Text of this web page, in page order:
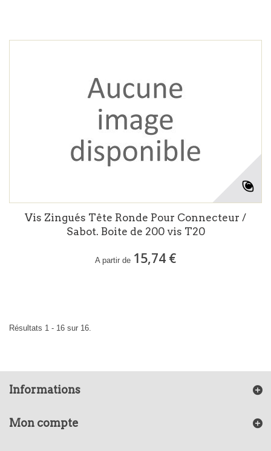
Vis Zingués Tête Ronde Pour Connecteur /
Sabot. Boite de 200 vis T20
A partir de 15,74 €
Résultats 1 - 16 sur 16.
Informations
Mon compte